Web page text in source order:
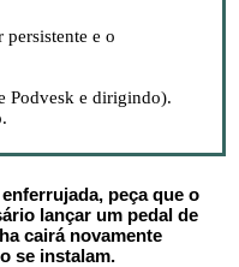
e o
Podvesk e dirigindo).
peça que o
lançar um pedal de
cairá novamente
se instalam.